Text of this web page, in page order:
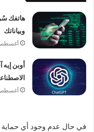
وبياناتك
أغسطس 8,
أغسطس 7,
في حال عدم وجود أي حماية